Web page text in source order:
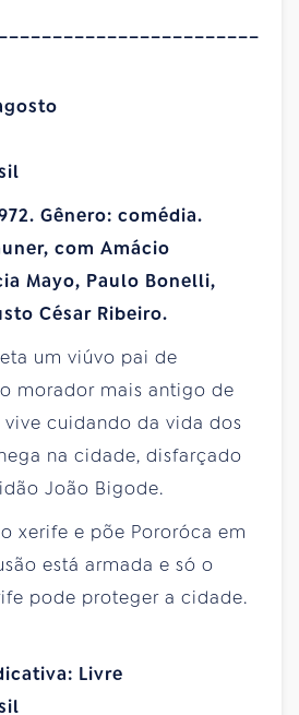
Gênero: comédia.
com Amácio
Mayo, Paulo Bonelli,
César Ribeiro.
um viúvo pai de
morador mais antigo de
cuidando da vida dos
na cidade, disfarçado
João Bigode.
xerife e põe Pororóca em
está armada e só o
pode proteger a cidade.
Livre